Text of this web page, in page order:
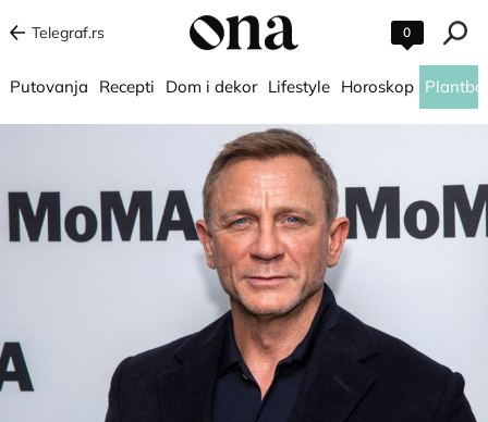
Telegraf.rs 0
Putovanja Recepti Dom i dekor Lifestyle Horoskop